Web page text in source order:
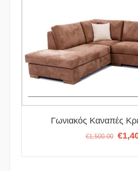
Γωνιακός Καναπές
€1,500.00 €